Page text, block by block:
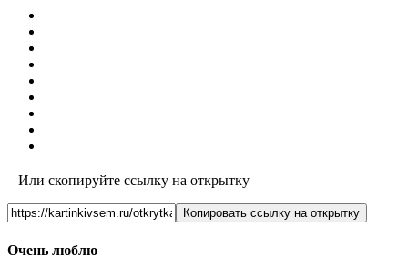
Или скопируйте ссылку на открытку
Копировать ссылку на открытку
Очень люблю